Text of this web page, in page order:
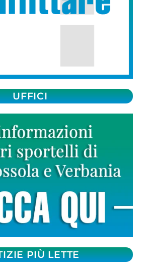
UFFICI
PIÙ LETTE